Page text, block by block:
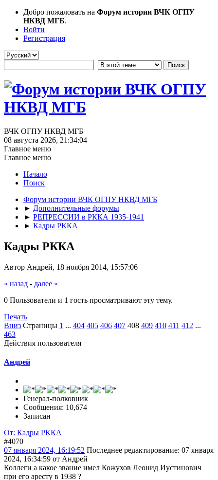
Добро пожаловать на Форум истории ВЧК ОГПУ
НКВД МГБ.
Войти
Регистрация
ВЧК ОГПУ НКВД МГБ
08 августа 2026, 21:34:04
Главное меню
Главное меню
Начало
Поиск
Форум истории ВЧК ОГПУ НКВД МГБ
► Дополнительные форумы
► РЕПРЕССИИ в РККА 1935-1941
► Кадры РККА
Кадры РККА
Автор Андрей, 18 ноября 2014, 15:57:06
« назад - далее »
0 Пользователи и 1 гость просматривают эту тему.
Печать
Вниз Страницы 1 ... 404 405 406 407 408 409 410 411 412 ...
463
Действия пользователя
Андрей
Генерал-полковник
Сообщения: 10,674
Записан
От: Кадры РККА
#4070
07 января 2024, 16:19:52 Последнее редактирование: 07 января
2024, 16:34:59 от Андрей
Коллеги а какое звание имел Кожухов Леонид Иустинович
при его аресту в 1938 ?